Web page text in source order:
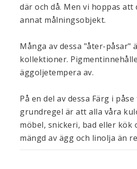
där och då. Men vi hoppas
annat målningsobjekt.
Många av dessa "åter-
kollektioner.
äggoljetempera av.
På en del av dessa Färg i
grundregel är att alla våra
möbel, snickeri, bad eller kök
mängd av ägg och linolja än